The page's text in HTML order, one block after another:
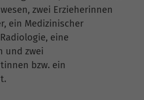
zwei Erzieherinnen
ein Medizinischer
eine
und zwei
bzw. ein